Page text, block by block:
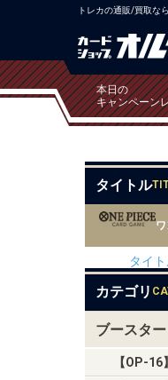
トレカの通販/買取な
本日の
キャンペーン
タイトル
タイ
カテゴリ
ブースター
【OP-16